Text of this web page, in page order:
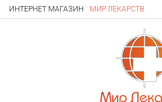
ИНТЕРНЕТ МАГАЗИН МИР ЛЕКАРСТВ